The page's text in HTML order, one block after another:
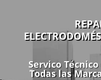
Servico
Todas las